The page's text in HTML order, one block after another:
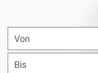
von
bis